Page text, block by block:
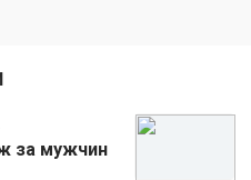
за мужчин